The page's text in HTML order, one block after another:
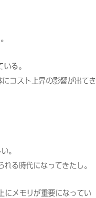
る。
コスト上昇の影響が出てき
。
る時代になってきたし。
メモリが重要になってい